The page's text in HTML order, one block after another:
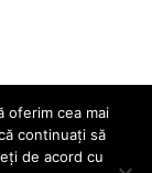
oferim cea mai
continuați să
de acord cu